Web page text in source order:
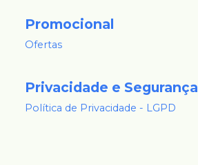
Promocional
Ofertas
Privacidade e Segurança
Política de Privacidade - LGPD